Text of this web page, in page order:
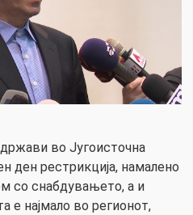
во Југоисточна
ден рестрикција, намалено
со снабдувањето, а и
е најмало во регионот,